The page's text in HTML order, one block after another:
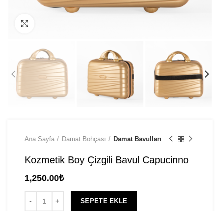
Ana Sayfa Damat Bohçası Damat Bavulları
Kozmetik Boy Çizgili Bavul Capucinno
1,250.00₺
SEPETE EKLE